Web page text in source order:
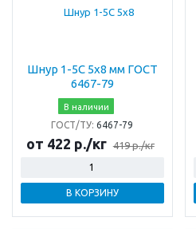
Шнур 1-5С 5х8 мм ГОСТ
6467-79
В наличии
ГОСТ/ТУ:6467-79
от 422 р./кг 419 р./кг
В КОРЗИНУ